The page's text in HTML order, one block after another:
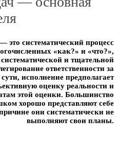
это систематический процесс
«как?» и «что?»,
и тщательной
ответственности за
исполнение предполагает
оценку реальности и
этой оценки. Большинство
хорошо представляют себе
они систематически не
выполняют свои планы.